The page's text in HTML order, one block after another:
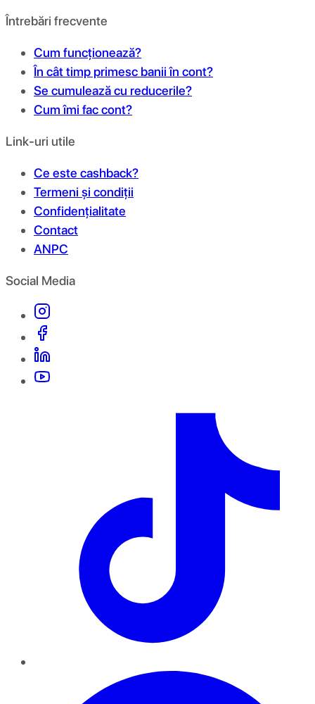
Întrebări frecvente
Cum funcționează?
În cât timp primesc banii în cont?
Se cumulează cu reducerile?
Cum îmi fac cont?
Link-uri utile
Ce este cashback?
Termeni și condiții
Confidențialitate
Contact
ANPC
Social Media